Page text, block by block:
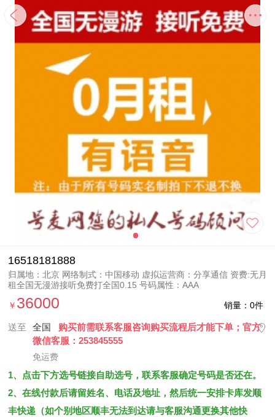
16518181888
归属地：北京 网络制式：中国移动 虚拟运营商：分享通信 资费:无月
租全国无漫游接听免费打全国0.15 号码属性：AAA
￥ 36000 销量：0件
送至 全国
购买前需联系客服咨询购买流程后才能下单；官方
微信客服：253845555
免运费
1、点击下方选号链接自助选号，联系客服确定号码是否还在。
2、在线付款后请留姓名、电话及地址，然后统一安排卡库发顺
丰快递（如个别地区顺丰无法到达请与客服沟通更换其他快